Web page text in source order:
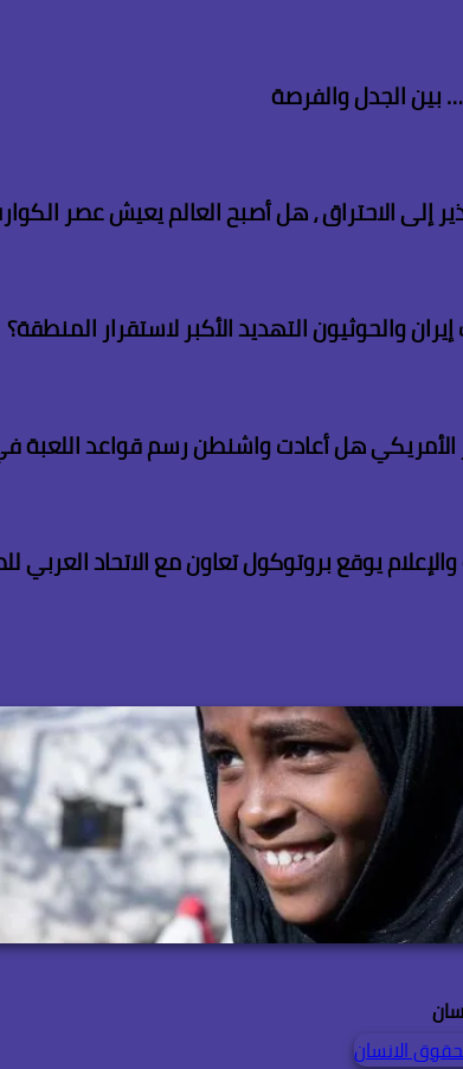
بين الجدل والفرصة
إلى الاحتراق ، هل أصبح العالم يعيش عصر
والحوثيون التهديد الأكبر لاستقرار المنطقة؟
الأمريكي هل أعادت واشنطن رسم قواعد اللعبة
يوقع بروتوكول تعاون مع الاتحاد العربي